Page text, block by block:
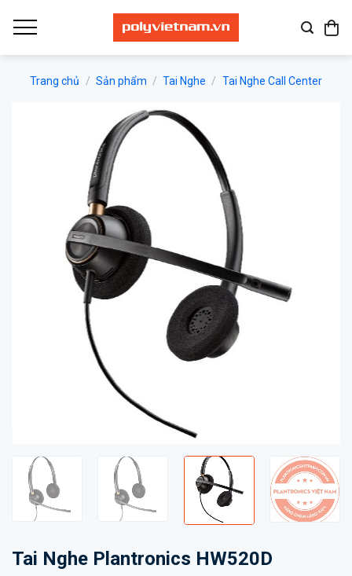
qua
Trang chủ / Sản phẩm / Tai Nghe / Tai Nghe Call Center
Tai Nghe Plantronics HW520D